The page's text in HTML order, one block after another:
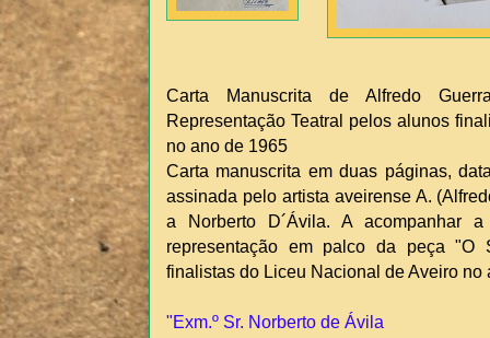
Carta Manuscrita de Alfredo
Representação Teatral pelos alunos
no ano de 1965
Carta manuscrita em duas páginas,
assinada pelo artista aveirense A.
a Norberto D´Ávila. A acompanhar
representação em palco da peça "O
finalistas do Liceu Nacional de Aveiro no
"Exm.º Sr. Norberto de Ávila